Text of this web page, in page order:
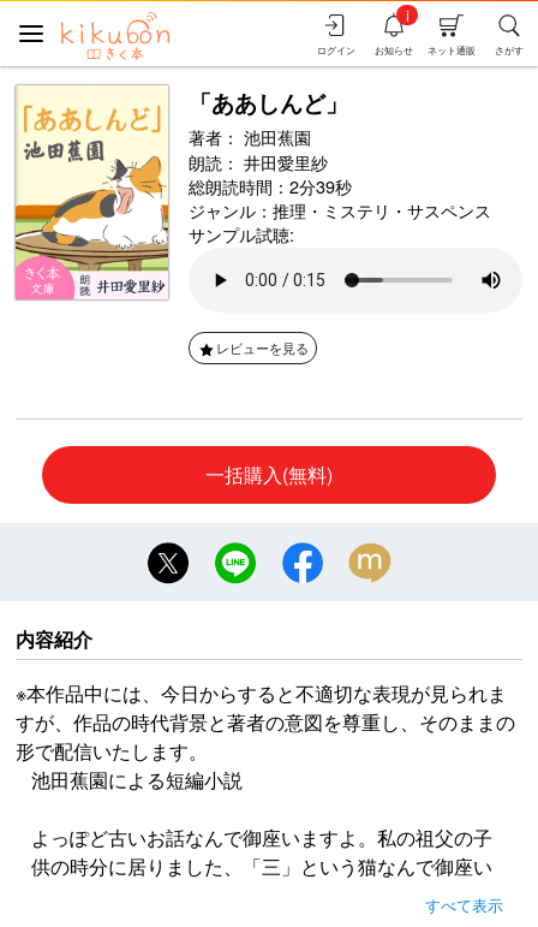
さがす
ネット通販
お知らせ
i
ログイン
「ああしんど」
著者： 池田蕉園
朗読： 井田愛里紗
総朗読時間：2分39秒
ジャンル： 推理・ミステリ・サスペンス
サンプル試聴:
レビューを見る
一括購入(無料)
内容紹介
※本作品中には、今日からすると不適切な表現が見られま
すが、作品の時代背景と著者の意図を尊重し、そのままの
形で配信いたします。
池田蕉園による短編小説
よっぽど古いお話なんで御座いますよ。私の祖父の子
供の時分に居りました、「三」という猫なんで御座い
すべて表示